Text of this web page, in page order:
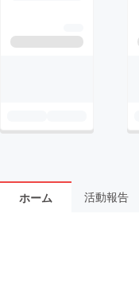
ホーム 活動報告